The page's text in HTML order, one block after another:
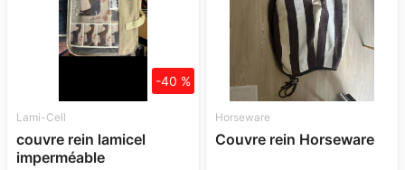
Lami-Cell
couvre rein lamicel
imperméable
-40 %
Horseware
Couvre rein Horseware